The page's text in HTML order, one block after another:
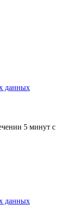
данных
5 минут с
данных